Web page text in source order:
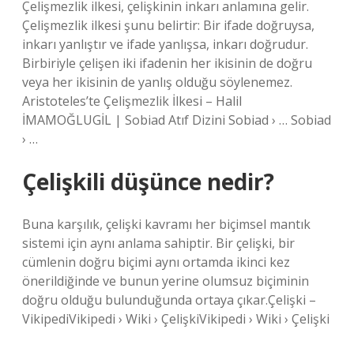
Çelişmezlik ilkesi, çelişkinin inkarı anlamına gelir.
Çelişmezlik ilkesi şunu belirtir: Bir ifade doğruysa,
inkarı yanlıştır ve ifade yanlışsa, inkarı doğrudur.
Birbiriyle çelişen iki ifadenin her ikisinin de doğru
veya her ikisinin de yanlış olduğu söylenemez.
Aristoteles’te Çelişmezlik İlkesi – Halil
İMAMOĞLUGİL | Sobiad Atıf Dizini Sobiad › … Sobiad
› …
Çelişkili düşünce nedir?
Buna karşılık, çelişki kavramı her biçimsel mantık
sistemi için aynı anlama sahiptir. Bir çelişki, bir
cümlenin doğru biçimi aynı ortamda ikinci kez
önerildiğinde ve bunun yerine olumsuz biçiminin
doğru olduğu bulunduğunda ortaya çıkar.Çelişki –
VikipediVikipedi › Wiki › ÇelişkiVikipedi › Wiki › Çelişki